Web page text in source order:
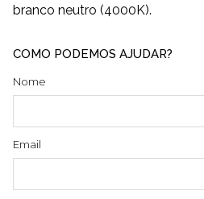
branco neutro (4000K).
COMO PODEMOS AJUDAR?
Nome
Email